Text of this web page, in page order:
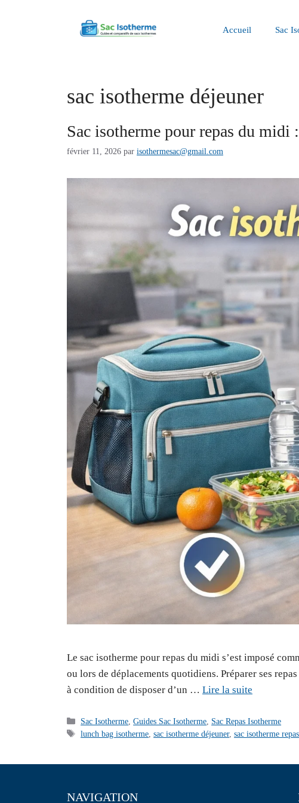
Accueil Sac
sac isotherme déjeuner
Sac isotherme pour repas du midi
février 11, 2026 par isothermesac@gmail.com
Le sac isotherme pour repas du midi s’est imposé
ou lors de déplacements quotidiens. Préparer ses
à condition de disposer d’un … Lire la suite
Catégories
Sac Isotherme ,Guides Sac Isotherme Sac Repas Isotherme
Étiquettes
lunch bag isotherme ,sac isotherme déjeuner,sac isotherme
NAVIGATION